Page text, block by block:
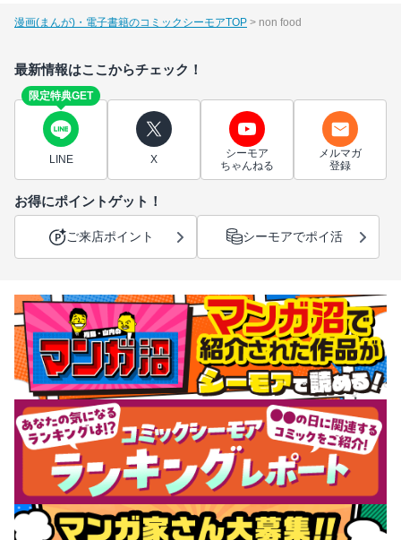
漫画(まんが)・電子書籍のコミックシーモアTOP non food
最新情報はここからチェック！
限定特典GET
LINE X
シーモア
ちゃんねる
メルマガ
登録
お得にポイントゲット！
ご来店ポイント シーモアでポイ活